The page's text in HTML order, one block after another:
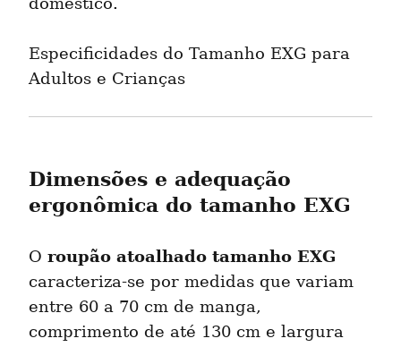
doméstico.
Especificidades do Tamanho EXG para
Adultos e Crianças
Dimensões e adequação
ergonômica do tamanho EXG
O roupão atoalhado tamanho EXG
caracteriza-se por medidas que variam
entre 60 a 70 cm de manga,
comprimento de até 130 cm e largura